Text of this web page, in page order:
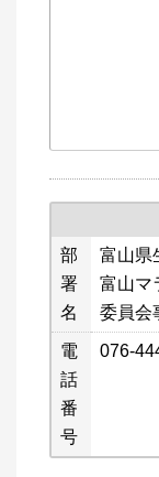
部
署
名
富山県
富山マ
委員会
電
話
番
号
076-